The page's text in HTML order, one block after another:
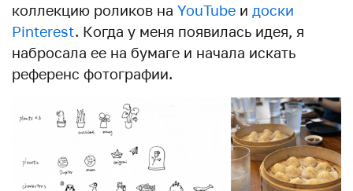
коллекцию роликов на YouTube и доски
Pinterest. Когда у меня появилась идея, я
набросала ее на бумаге и начала искать
референс фотографии.